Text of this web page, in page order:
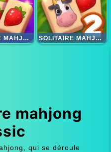
SOLITAIRE MAHJONG JUICY SOLITAIRE MAHJONG FARM 2
mahjong
qui se déroule